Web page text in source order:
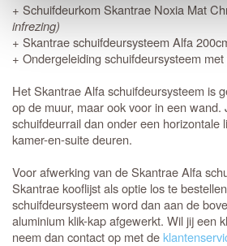
+ Schuifdeurkom Skantrae Noxia Mat
infrezing)
+ Skantrae schuifdeursysteem Alfa
+ Ondergeleiding schuifdeursysteem
Het Skantrae Alfa schuifdeursysteem is
op de muur, maar ook voor in een wand.
schuifdeurrail dan onder een horizontale
kamer-en-suite deuren.
Voor afwerking van de Skantrae Alfa
Skantrae kooflijst als optie los te
schuifdeursysteem word dan aan de
aluminium klik-kap afgewerkt. Wil jij een
neem dan contact op met de